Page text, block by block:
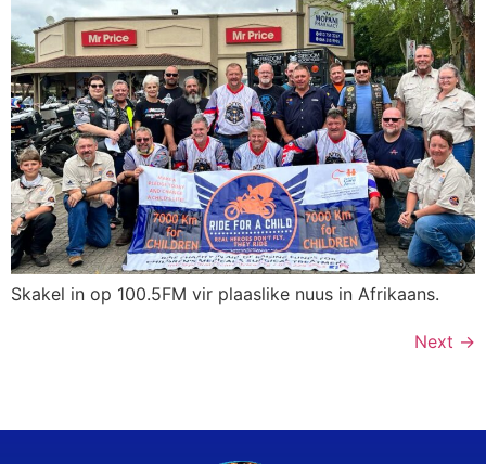
Skakel in op 100.5FM vir plaaslike nuus in Afrikaans.
Next →